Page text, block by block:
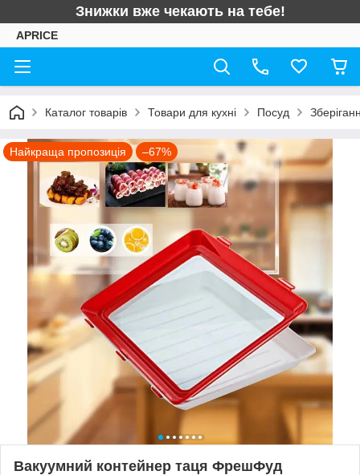
Знижки вже чекають на тебе!
APRICE
Каталог товарів Товари для кухні Посуд
Найкраща пропозиція –67%
Вакуумний контейнер таця ФрешФуд